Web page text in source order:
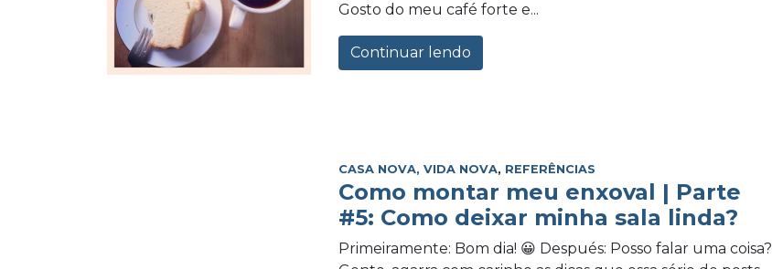
Gosto do meu café forte e...
Continuar lendo
CASA NOVA, VIDA NOVA, REFERÊNCIAS
Como montar meu enxoval | Parte
#5: Como deixar minha sala linda?
Primeiramente: Bom dia! 😀 Después: Posso falar uma coisa?